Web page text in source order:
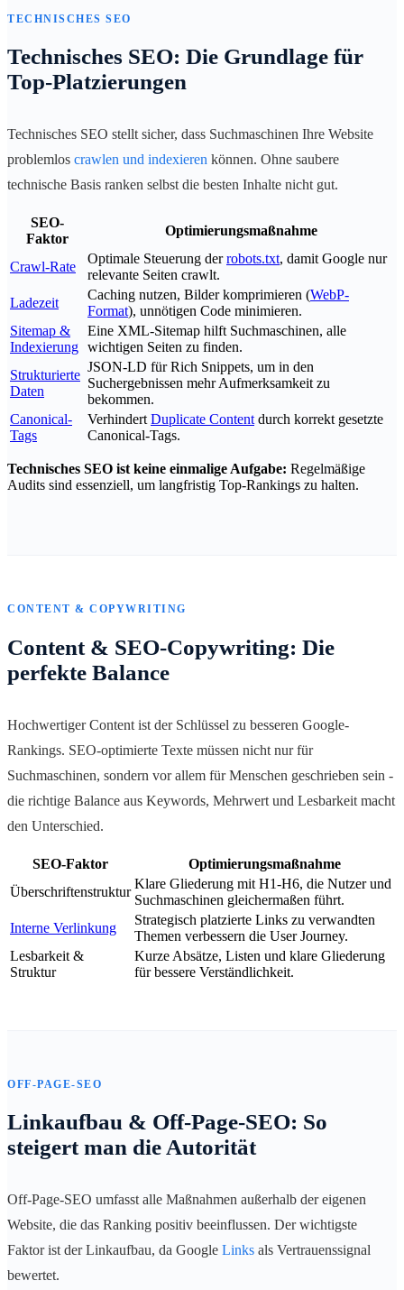
TECHNISCHES SEO
Technisches SEO: Die Grundlage für
Top-Platzierungen
Technisches SEO stellt sicher, dass Suchmaschinen Ihre Website
problemlos crawlen und indexieren können. Ohne saubere
technische Basis ranken selbst die besten Inhalte nicht gut.
SEO-
Faktor
Optimierungsmaßnahme
Crawl-Rate
Optimale Steuerung derrobots.txt, damit Google nur
relevante Seiten crawlt.
Ladezeit
Caching nutzen, Bilder komprimieren (WebP-
Format), unnötigen Code minimieren.
Sitemap &
Indexierung
Eine XML-Sitemap hilft Suchmaschinen, alle
wichtigen Seiten zu finden.
Strukturierte
Daten
JSON-LD für Rich Snippets, um in den
Suchergebnissen mehr Aufmerksamkeit zu
bekommen.
Canonical-
Tags
Verhindert Duplicate Content durch korrekt gesetzte
Canonical-Tags.
Technisches SEO ist keine einmalige Aufgabe: Regelmäßige
Audits sind essenziell, um langfristig Top-Rankings zu halten.
CONTENT & COPYWRITING
Content & SEO-Copywriting: Die
perfekte Balance
Hochwertiger Content ist der Schlüssel zu besseren Google-
Rankings. SEO-optimierte Texte müssen nicht nur für
Suchmaschinen, sondern vor allem für Menschen geschrieben sein -
die richtige Balance aus Keywords, Mehrwert und Lesbarkeit macht
den Unterschied.
SEO-Faktor
Optimierungsmaßnahme
Überschriftenstruktur
Klare Gliederung mit H1-H6, die Nutzer und
Suchmaschinen gleichermaßen führt.
Interne Verlinkung
Strategisch platzierte Links zu verwandten
Themen verbessern die User Journey.
Lesbarkeit &
Struktur
Kurze Absätze, Listen und klare Gliederung
für bessere Verständlichkeit.
OFF-PAGE-SEO
Linkaufbau & Off-Page-SEO: So
steigert man die Autorität
Off-Page-SEO umfasst alle Maßnahmen außerhalb der eigenen
Website, die das Ranking positiv beeinflussen. Der wichtigste
Faktor ist der Linkaufbau, da Google Links als Vertrauenssignal
bewertet.